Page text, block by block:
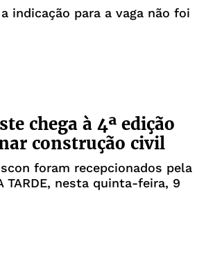
indicação para a vaga não foi
chega à 4ª edição
construção civil
foram recepcionados pela
TARDE, nesta quinta-feira, 9